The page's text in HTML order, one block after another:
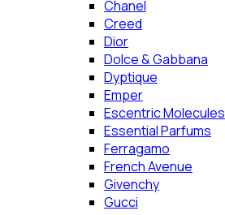
Chanel
Creed
Dior
Dolce & Gabbana
Dyptique
Emper
Escentric Molecules
Essential Parfums
Ferragamo
French Avenue
Givenchy
Gucci